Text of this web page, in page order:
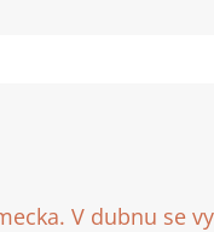
V dubnu se